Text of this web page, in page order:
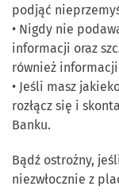
podjąć
• Nigdy nie
informacji oraz
również
• Jeśli masz
rozłącz się i
Banku.
Bądź ostrożny,
niezwłocznie z